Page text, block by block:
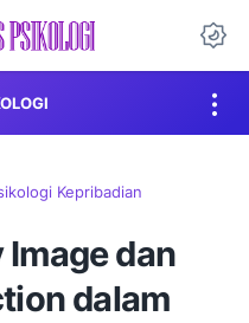
Kepribadian
dan
dalam